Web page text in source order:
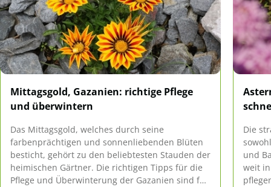
Mittagsgold, Gazanien: richtige Pflege
und überwintern
Das Mittagsgold, welches durch seine
farbenprächtigen und sonnenliebenden Blüten
besticht, gehört zu den beliebtesten Stauden der
heimischen Gärtner. Die richtigen Tipps für die
Pflege und Überwinterung der Gazanien sind für
Die
und
weit